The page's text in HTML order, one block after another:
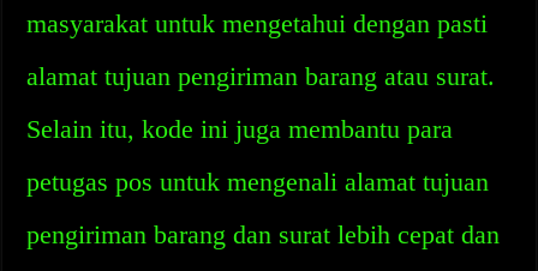
masyarakat untuk mengetahui dengan pasti
alamat tujuan pengiriman barang atau surat.
Selain itu, kode ini juga membantu para
petugas pos untuk mengenali alamat tujuan
pengiriman barang dan surat lebih cepat dan